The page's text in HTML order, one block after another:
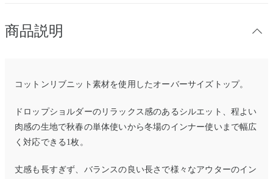
商品説明
コットンリブニット素材を使用したオーバーサイズトップ。
ドロップショルダーのリラックス感のあるシルエット、程よい
肉感の生地で秋春の単体使いから冬場のインナー使いまで幅広
く対応できる1枚。
丈感も長すぎず、バランスの良い長さで様々なアウターのイン